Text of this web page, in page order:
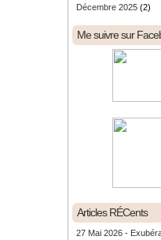
Décembre 2025 (2)
Me suivre sur
Articles RÉCents
27 Mai 2026 -